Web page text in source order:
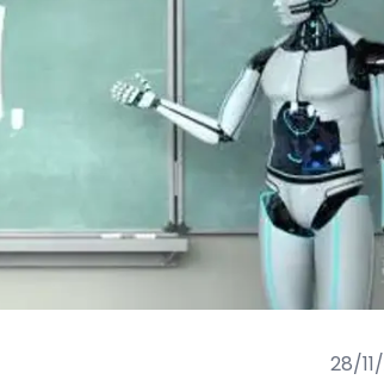
28/